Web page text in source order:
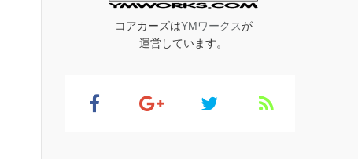
コアカーズはYMワークスが
運営しています。